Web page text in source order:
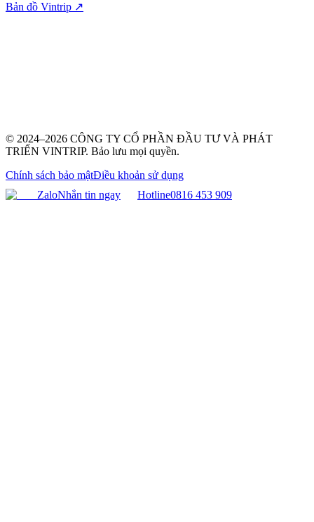
Bản đồ Vintrip ↗
© 2024–2026 CÔNG TY CỔ PHẦN ĐẦU TƯ VÀ PHÁT
TRIỂN VINTRIP. Bảo lưu mọi quyền.
Chính sách bảo mậtĐiều khoản sử dụng
ZaloNhắn tin ngay Hotline0816 453 909